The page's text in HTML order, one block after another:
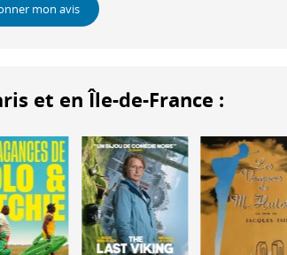
mon avis
et en Île-de-France :